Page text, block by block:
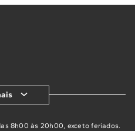
8h00 às 20h00, exceto feriados.